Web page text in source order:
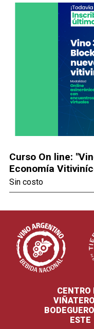
Curso On line:
Economía
Sin costo
CENTRO
ESTE